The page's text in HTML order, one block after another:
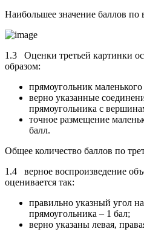
Наибольшее значение баллов по
1.3 Оценки третьей картинки
образом:
прямоугольник
верно указанные
прямоугольника с
точное размещение
балл.
Общее количество баллов по
1.4 верное воспроизведение
оценивается так:
правильно указный угол
прямоугольника – 1 бал;
верно указаны левая,